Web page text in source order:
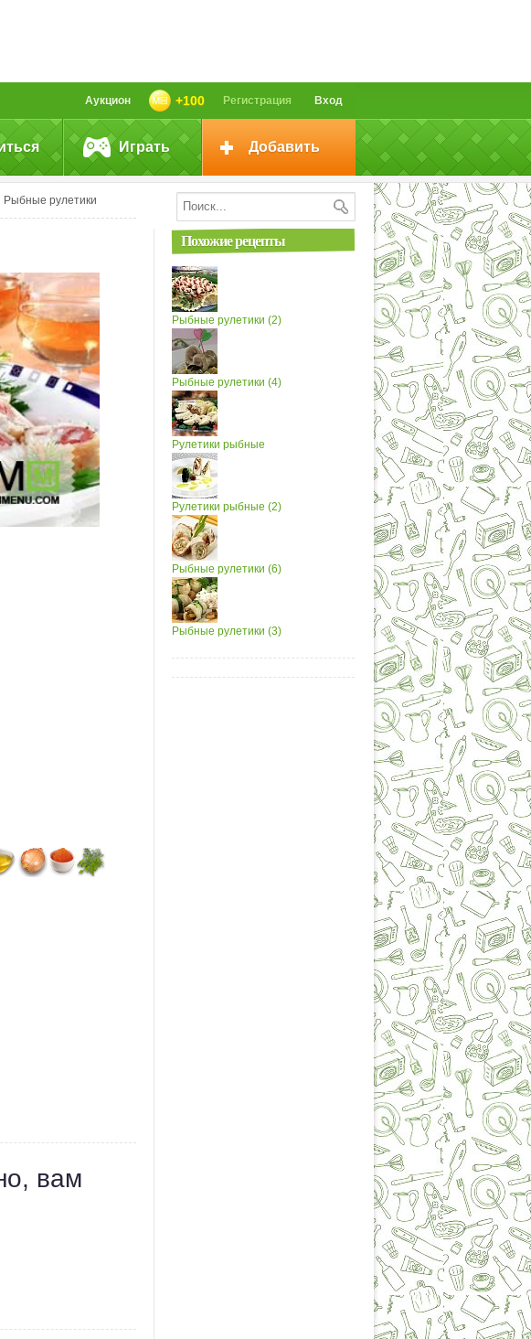
Вход
Регистрация
+100
Аукцион
Играть Добавить
Рыбные рулетики
вам
Похожие рецепты
Рыбные рулетики (2)
Рыбные рулетики (4)
Рулетики рыбные
Рулетики рыбные (2)
Рыбные рулетики (6)
Рыбные рулетики (3)